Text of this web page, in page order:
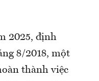
2025, định
8/2018, một
thành việc